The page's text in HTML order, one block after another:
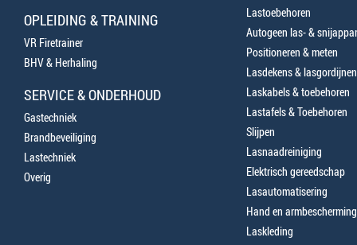
OPLEIDING & TRAINING
VR Firetrainer
BHV & Herhaling
SERVICE & ONDERHOUD
Gastechniek
Brandbeveiliging
Lastechniek
Overig
Lastoebehoren
Autogeen las- &
Positioneren & meten
Lasdekens & lasgordijnen
Laskabels & toebehoren
Lastafels & Toebehoren
Slijpen
Lasnaadreiniging
Elektrisch gereedschap
Lasautomatisering
Hand en armbescherming
Laskleding